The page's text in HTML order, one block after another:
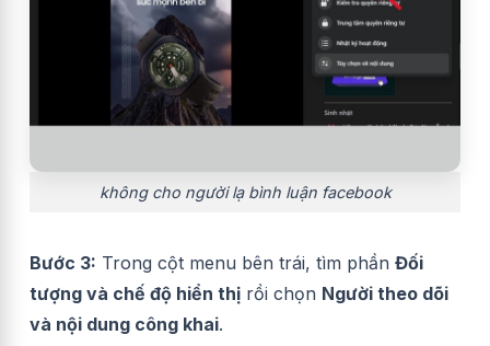
không cho người lạ bình luận facebook
Bước 3: Trong cột menu bên trái, tìm phần Đối
tượng và chế độ hiển thị rồi chọn Người theo dõi
và nội dung công khai.